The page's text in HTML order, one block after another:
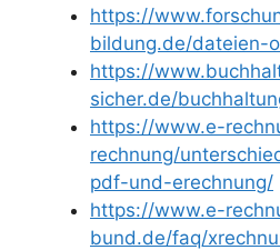
https://
bildung.de/dateien-
https://
sicher.de/
https://www.e-
rechnung/
pdf-und-erechnung/
https://www.e-
bund.de/faq/